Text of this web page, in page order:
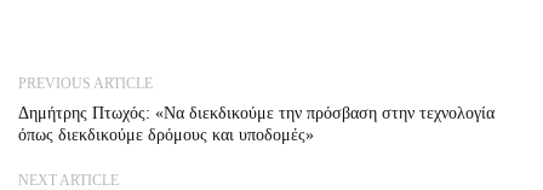
PREVIOUS ARTICLE
Δημήτρης Πτωχός: «Να διεκδικούμε την πρόσβαση στην τεχνολογία
όπως διεκδικούμε δρόμους και υποδομές»
NEXT ARTICLE